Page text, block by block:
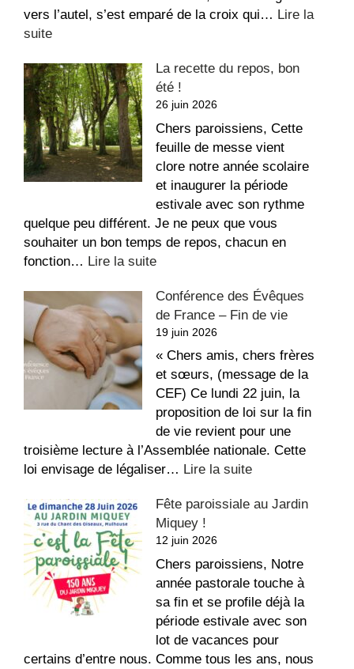
vers l’autel, s’est emparé de la croix qui… Lire la
suite:
suite
aux
dégradations
dans
l’église
Saint-
Étienne
La recette du repos, bon
été !
26 juin 2026
Chers paroissiens, Cette
feuille de messe vient
clore notre année scolaire
et inaugurer la période
estivale avec son rythme
quelque peu différent. Je ne peux que vous
souhaiter un bon temps de repos, chacun en
fonction… Lire la suite:
recette
du
repos,
bon
été
!
Conférence des Évêques
de France – Fin de vie
19 juin 2026
« Chers amis, chers frères
et sœurs, (message de la
CEF) Ce lundi 22 juin, la
proposition de loi sur la fin
de vie revient pour une
troisième lecture à l’Assemblée nationale. Cette
loi envisage de légaliser… Lire la suite:
des
France
–
Fin
de
vie
Fête paroissiale au Jardin
Miquey !
12 juin 2026
Chers paroissiens, Notre
année pastorale touche à
sa fin et se profile déjà la
période estivale avec son
lot de vacances pour
certains d’entre nous. Comme tous les ans, nous